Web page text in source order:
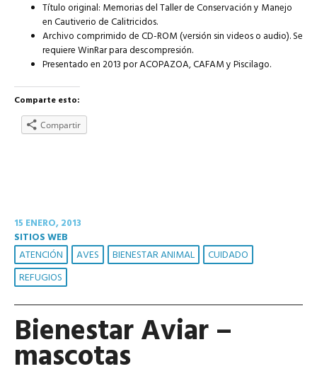
Título original: Memorias del Taller de Conservación y Manejo
en Cautiverio de Calitricidos.
Archivo comprimido de CD-ROM (versión sin videos o audio). Se
requiere WinRar para descompresión.
Presentado en 2013 por ACOPAZOA, CAFAM y Piscilago.
Comparte esto:
Compartir
15 ENERO, 2013
SITIOS WEB
ATENCIÓN AVES BIENESTAR ANIMAL
CUIDADO
REFUGIOS
Bienestar Aviar –
mascotas